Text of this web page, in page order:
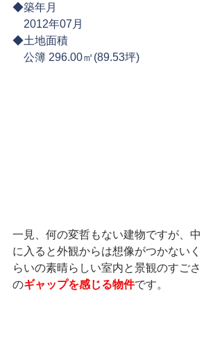
◆築年月
2012年07月
◆土地面積
公簿 296.00㎡(89.53坪)
一見、何の変哲もない建物ですが、中
に入ると外観からは想像がつかないく
らいの素晴らしい室内と景観のすごさ
のギャップを感じる物件です。